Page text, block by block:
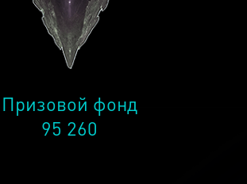
Призовой фонд
95 260